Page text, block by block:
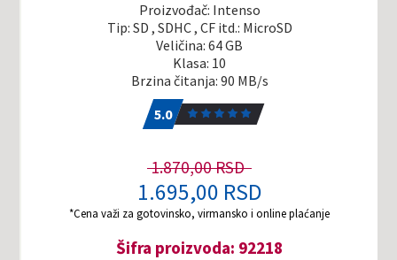
Proizvođač: Intenso
Tip: SD , SDHC , CF itd.: MicroSD
Veličina: 64 GB
Klasa: 10
Brzina čitanja: 90 MB/s
5.0
1.870,00 RSD
1.695,00 RSD
*Cena važi za gotovinsko, virmansko i online plaćanje
Šifra proizvoda: 92218